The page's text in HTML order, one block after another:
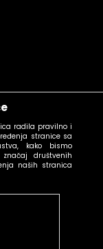
radila pravilno i
stranice sa
kako bismo
društvenih
naših stranica